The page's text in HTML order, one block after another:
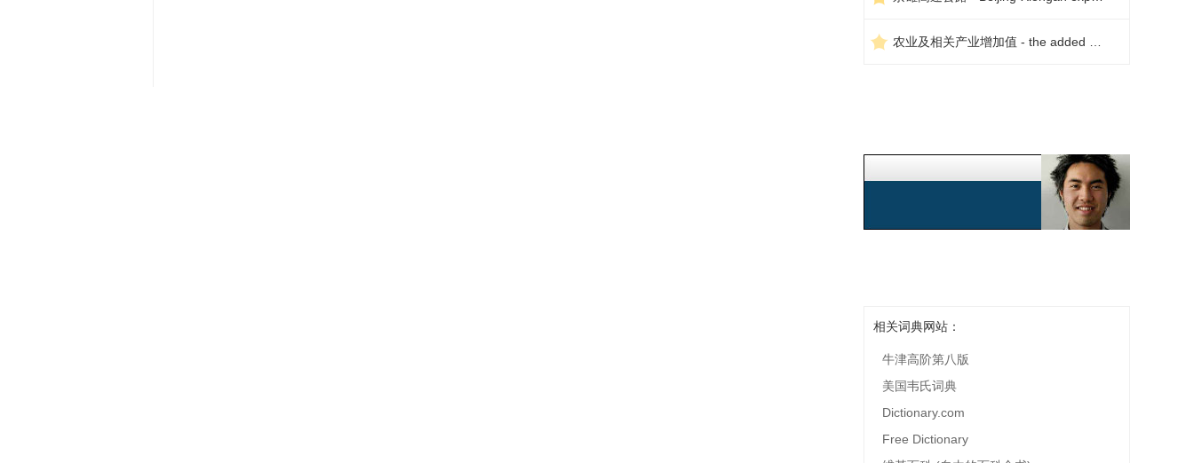
相关词典网站：
牛津高阶第八版
美国韦氏词典
Dictionary.com
Free Dictionary